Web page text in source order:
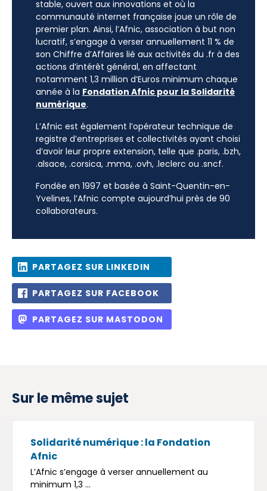
stable, ouvert aux innovations et où la
communauté internet française joue un rôle de
premier plan. Ainsi, l’Afnic, association à but non
lucratif, s’engage à verser annuellement 11 % de
son Chiffre d’Affaires lié aux activités du .fr à des
actions d’intérêt général, en affectant
notamment 1,3 million d’Euros minimum chaque
année à la Fondation Afnic pour la Solidarité
numérique.
L’Afnic est également l’opérateur technique de
registre d’entreprises et collectivités ayant choisi
d’avoir leur propre extension, telle que .paris, .bzh,
.alsace, .corsica, .mma, .ovh, .leclerc ou .sncf.
Fondée en 1997 et basée à Saint-Quentin-en-
Yvelines, l’Afnic compte aujourd’hui près de 90
collaborateurs.
PARTAGEZ SUR LINKEDIN
PARTAGEZ SUR FACEBOOK
PARTAGEZ SUR MASTODON
Sur le même sujet
Solidarité numérique : la Fondation
Afnic
L’Afnic s’engage à verser annuellement au
minimum 1,3 ...